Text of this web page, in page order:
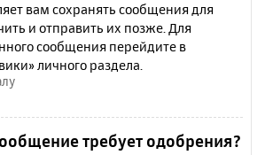
вам сохранять сообщения для
и отправить их позже. Для
сообщения перейдите в
личного раздела.
требует одобрения?